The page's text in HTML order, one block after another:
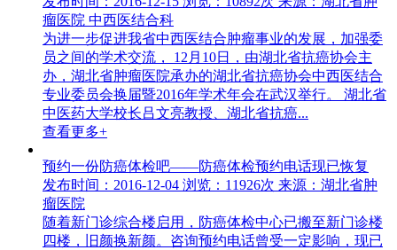
瘤医院 中西医结合科
为进一步促进我省中西医结合肿瘤事业的发展，加强委
员之间的学术交流， 12月10日，由湖北省抗癌协会主
办，湖北省肿瘤医院承办的湖北省抗癌协会中西医结合
专业委员会换届暨2016年学术年会在武汉举行。 湖北省
中医药大学校长吕文亮教授、湖北省抗癌...
查看更多+
预约一份防癌体检吧——防癌体检预约电话现已恢复
发布时间：2016-12-04 浏览：11926次 来源：湖北省肿
瘤医院
随着新门诊综合楼启用，防癌体检中心已搬至新门诊楼
四楼，旧颜换新颜。咨询预约电话曾受一定影响，现已